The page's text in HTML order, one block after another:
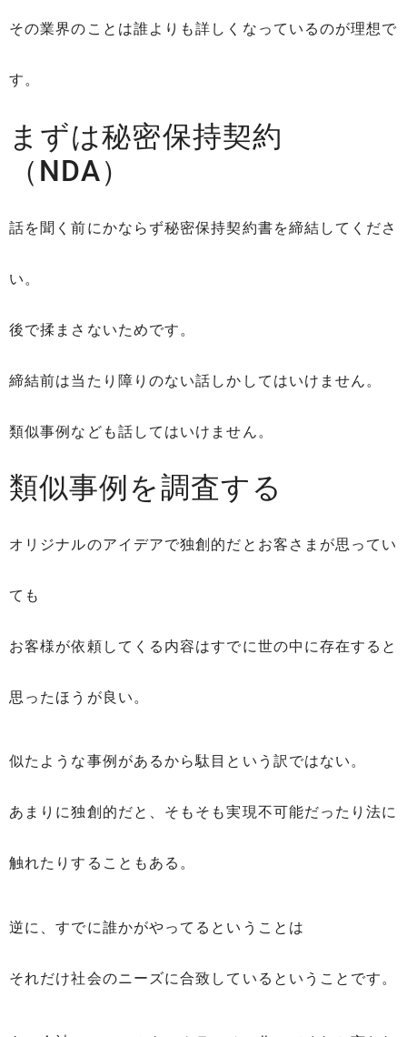
その業界のことは誰よりも詳しくなっているのが理想で
す。
まずは秘密保持契約
（NDA）
話を聞く前にかならず秘密保持契約書を締結してくださ
い。
後で揉まさないためです。
締結前は当たり障りのない話しかしてはいけません。
類似事例なども話してはいけません。
類似事例を調査する
オリジナルのアイデアで独創的だとお客さまが思ってい
ても
お客様が依頼してくる内容はすでに世の中に存在すると
思ったほうが良い。
似たような事例があるから駄目という訳ではない。
あまりに独創的だと、そもそも実現不可能だったり法に
触れたりすることもある。
逆に、すでに誰かがやってるということは
それだけ社会のニーズに合致しているということです。